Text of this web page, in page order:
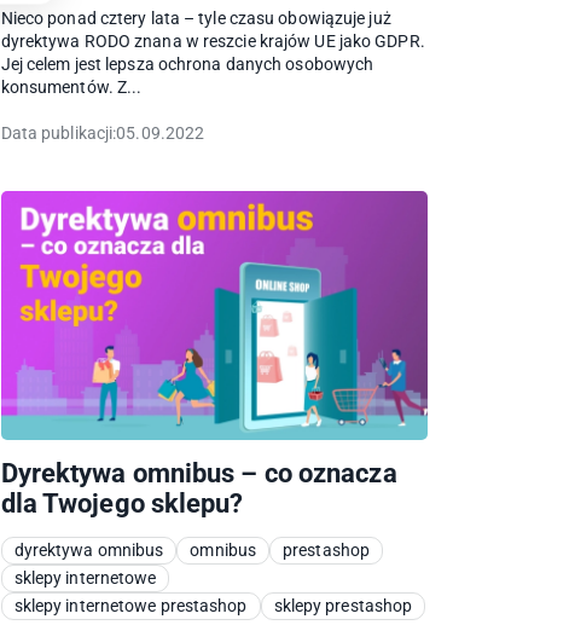
Nieco ponad cztery lata – tyle czasu obowiązuje już
dyrektywa RODO znana w reszcie krajów UE jako GDPR.
Jej celem jest lepsza ochrona danych osobowych
konsumentów. Z...
Data publikacji:05.09.2022
Dyrektywa omnibus – co oznacza
dla Twojego sklepu?
dyrektywa omnibus omnibus
prestashop
sklepy internetowe
sklepy internetowe prestashop
sklepy prestashop